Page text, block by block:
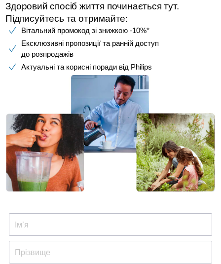
Здоровий спосіб життя починається тут.
Підписуйтесь та отримайте:​
Вітальний промокод зі знижкою -10%*​
Ексклюзивні пропозиції та ранній доступ
до розпродажів​
Актуальні та корисні поради від Philips​
Ім’я
Прізвище